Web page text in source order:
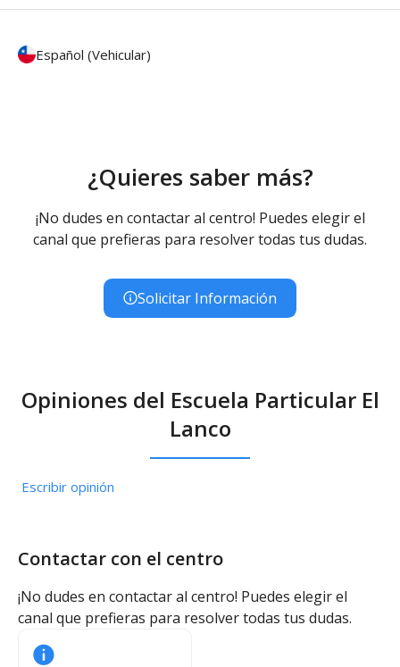
Español (Vehicular)
¿Quieres saber más?
¡No dudes en contactar al centro! Puedes elegir el
canal que prefieras para resolver todas tus dudas.
Solicitar Información
Opiniones del Escuela Particular El
Lanco
Escribir opinión
Contactar con el centro
¡No dudes en contactar al centro! Puedes elegir el
canal que prefieras para resolver todas tus dudas.